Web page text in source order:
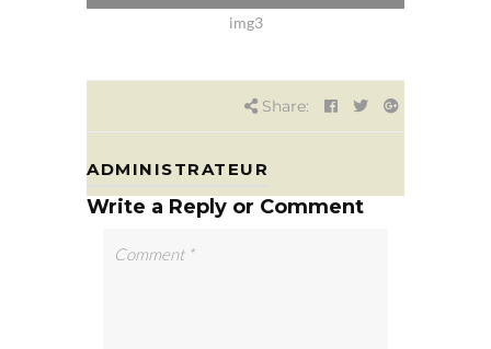
img3
Share:
ADMINISTRATEUR
Write a Reply or Comment